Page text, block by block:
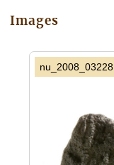
Images
nu_2008_03228